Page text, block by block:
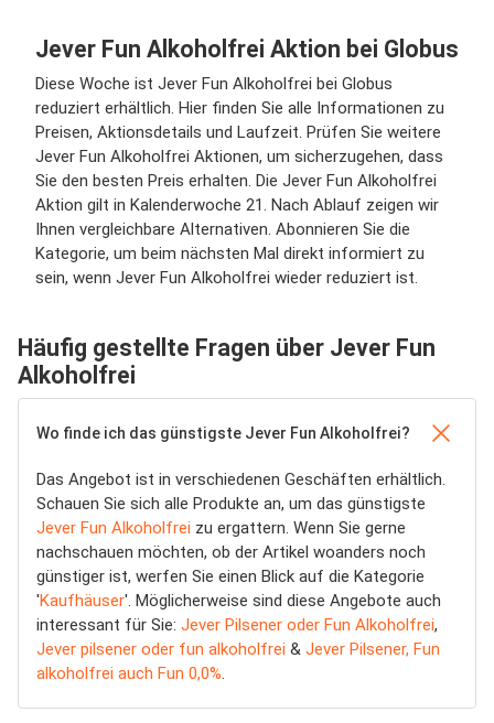
Jever Fun Alkoholfrei Aktion bei Globus
Diese Woche ist Jever Fun Alkoholfrei bei Globus
reduziert erhältlich. Hier finden Sie alle Informationen zu
Preisen, Aktionsdetails und Laufzeit. Prüfen Sie weitere
Jever Fun Alkoholfrei Aktionen, um sicherzugehen, dass
Sie den besten Preis erhalten. Die Jever Fun Alkoholfrei
Aktion gilt in Kalenderwoche 21. Nach Ablauf zeigen wir
Ihnen vergleichbare Alternativen. Abonnieren Sie die
Kategorie, um beim nächsten Mal direkt informiert zu
sein, wenn Jever Fun Alkoholfrei wieder reduziert ist.
Häufig gestellte Fragen über Jever Fun
Alkoholfrei
Wo finde ich das günstigste Jever Fun Alkoholfrei?
Das Angebot ist in verschiedenen Geschäften erhältlich.
Schauen Sie sich alle Produkte an, um das günstigste
Jever Fun Alkoholfrei zu ergattern. Wenn Sie gerne
nachschauen möchten, ob der Artikel woanders noch
günstiger ist, werfen Sie einen Blick auf die Kategorie
'Kaufhäuser'. Möglicherweise sind diese Angebote auch
interessant für Sie: Jever Pilsener oder Fun Alkoholfrei,
Jever pilsener oder fun alkoholfrei & Jever Pilsener, Fun
alkoholfrei auch Fun 0,0%